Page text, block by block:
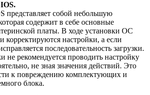
представляет собой небольшую
содержит в себе основные
платы. В ходе установки ОС
корректируются настройки, а если
последовательность загрузки.
не рекомендуется проводить настройку
не зная значения действий. Это
к повреждению комплектующих и
блока.